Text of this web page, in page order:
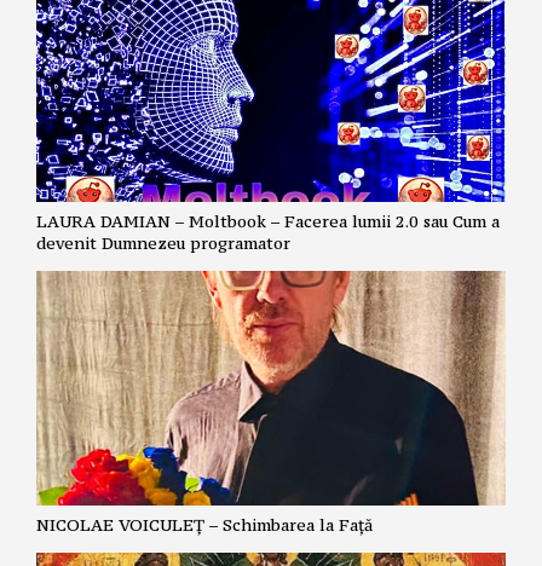
LAURA DAMIAN – Moltbook – Facerea lumii 2.0 sau Cum a
devenit Dumnezeu programator
NICOLAE VOICULEȚ – Schimbarea la Față